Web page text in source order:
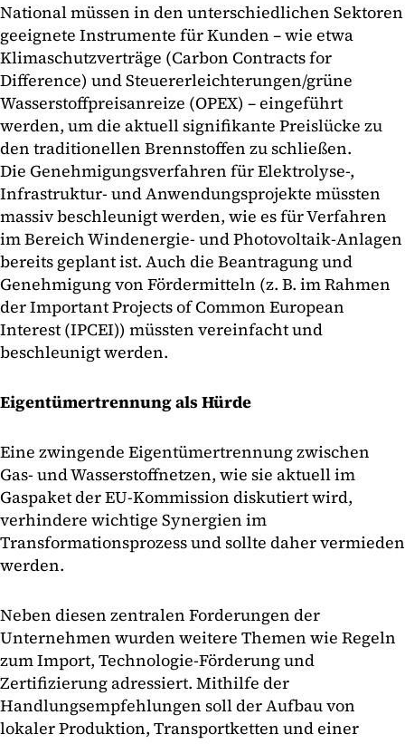
National müssen in den unterschiedlichen Sektoren
geeignete Instrumente für Kunden – wie etwa
Klimaschutzverträge (Carbon Contracts for
Difference) und Steuererleichterungen/grüne
Wasserstoffpreisanreize (OPEX) – eingeführt
werden, um die aktuell signifikante Preislücke zu
den traditionellen Brennstoffen zu schließen.
Die Genehmigungsverfahren für Elektrolyse-,
Infrastruktur- und Anwendungsprojekte müssten
massiv beschleunigt werden, wie es für Verfahren
im Bereich Windenergie- und Photovoltaik-Anlagen
bereits geplant ist. Auch die Beantragung und
Genehmigung von Fördermitteln (z. B. im Rahmen
der Important Projects of Common European
Interest (IPCEI)) müssten vereinfacht und
beschleunigt werden.
Eigentümertrennung als Hürde
Eine zwingende Eigentümertrennung zwischen
Gas- und Wasserstoffnetzen, wie sie aktuell im
Gaspaket der EU-Kommission diskutiert wird,
verhindere wichtige Synergien im
Transformationsprozess und sollte daher vermieden
werden.
Neben diesen zentralen Forderungen der
Unternehmen wurden weitere Themen wie Regeln
zum Import, Technologie-Förderung und
Zertifizierung adressiert. Mithilfe der
Handlungsempfehlungen soll der Aufbau von
lokaler Produktion, Transportketten und einer